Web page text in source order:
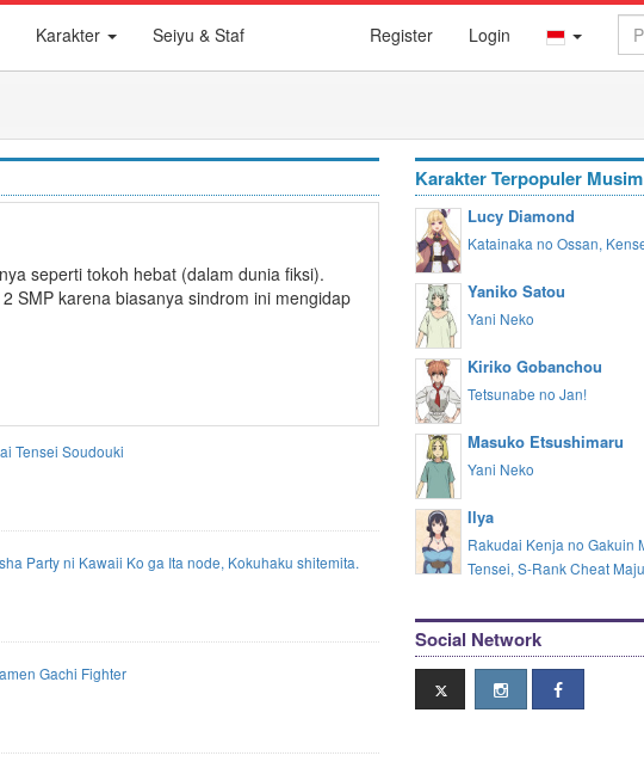
Register Login
Karakter Seiyu & Staf
seperti tokoh hebat (dalam dunia fiksi).
SMP karena biasanya sindrom ini mengidap
Tensei Soudouki
Party ni Kawaii Ko ga Ita node, Kokuhaku shitemita.
Gachi Fighter
Karakter Terpopuler
Lucy Diamond
Katainaka no Ossan,
Yaniko Satou
Yani Neko
Kiriko Gobanchou
Tetsunabe no Jan!
Masuko Etsushimaru
Yani Neko
Ilya
Rakudai Kenja no Gakuin
Tensei, S-Rank Cheat
Social Network